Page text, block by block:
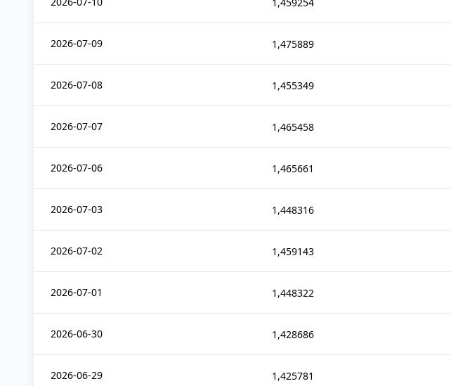
2026-07-09 1,475889
2026-07-08 1,455349
2026-07-07 1,465458
2026-07-06 1,465661
2026-07-03 1,448316
2026-07-02 1,459143
2026-07-01 1,448322
2026-06-30 1,428686
2026-06-29 1,425781